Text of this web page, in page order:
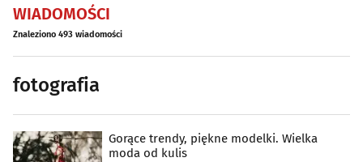
WIADOMOŚCI
Znaleziono 493 wiadomości
fotografia
Gorące trendy, piękne modelki. Wielka
moda od kulis